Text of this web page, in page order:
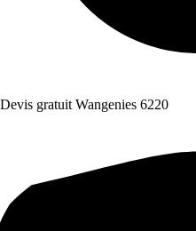
Devis gratuit Wangenies 6220